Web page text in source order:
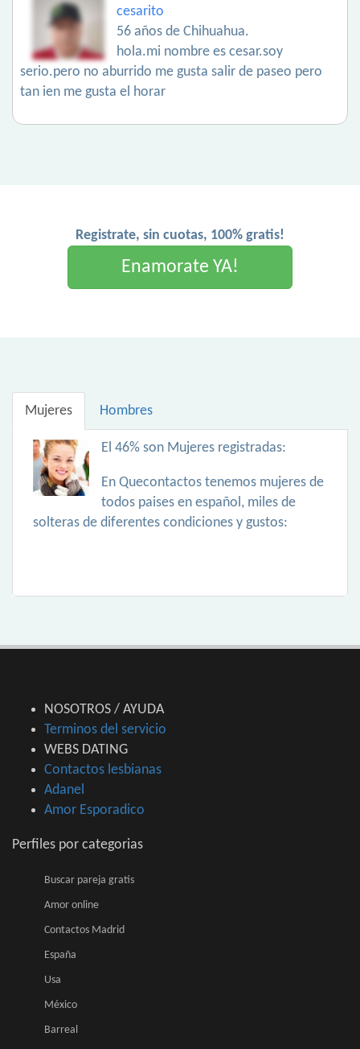
cesarito
56 años de Chihuahua.
hola.mi nombre es cesar.soy
serio.pero no aburrido me gusta salir de paseo pero
tan ien me gusta el horar
Registrate, sin cuotas, 100% gratis!
Enamorate YA!
Mujeres Hombres
El 46% son Mujeres registradas:
En Quecontactos tenemos mujeres de
todos paises en español, miles de
solteras de diferentes condiciones y gustos:
NOSOTROS / AYUDA
Terminos del servicio
WEBS DATING
Contactos lesbianas
Adanel
Amor Esporadico
Perfiles por categorias
Buscar pareja gratis
Amor online
Contactos Madrid
España
Usa
México
Barreal